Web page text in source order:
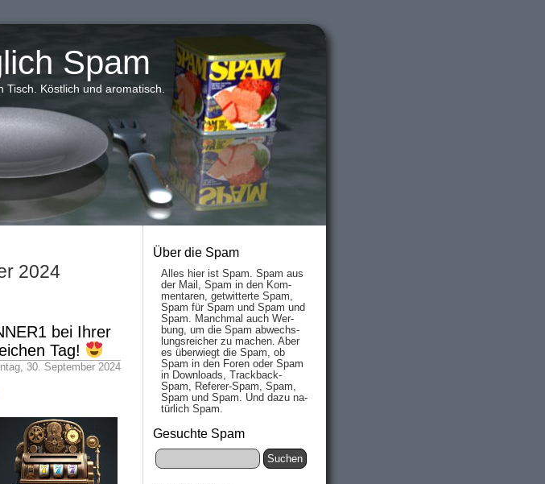
Spam
Köstlich und aromatisch.
2024
bei Ihrer
Tag!
30. September 2024
Über die Spam
Alles hier ist Spam. Spam aus
der Mail, Spam in den Kom­
men­taren, ge­twit­ter­te Spam,
Spam für Spam und Spam und
Spam. Manch­mal auch Wer­
bung, um die Spam ab­wechs­
lungs­reich­er zu mach­en. Aber
es über­wiegt die Spam, ob
Spam in den Fo­ren oder Spam
in Down­loads, Track­back-
Spam, Re­fe­rer-Spam, Spam,
Spam und Spam. Und da­zu na­
tür­lich Spam.
Gesuchte Spam